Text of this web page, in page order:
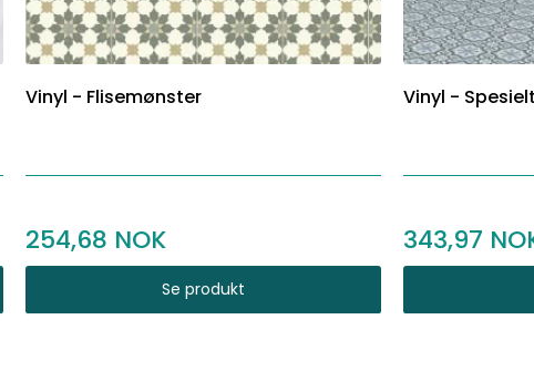
Vinyl - Flisemønster
254,68
Se produkt
Vinyl -
343,97